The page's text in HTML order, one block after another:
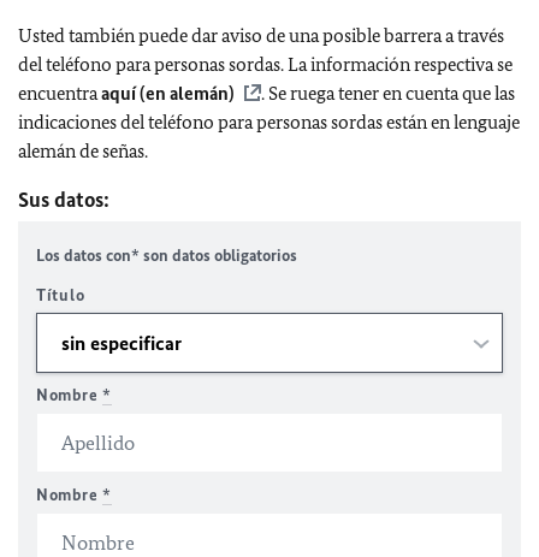
Usted también puede dar aviso de una posible barrera a través
del teléfono para personas sordas. La información respectiva se
encuentraaquí (en alemán)
. Se ruega tener en cuenta que las
indicaciones del teléfono para personas sordas están en lenguaje
alemán de señas.
Sus datos:
Los datos con* son datos obligatorios
Título
Nombre *
Nombre *